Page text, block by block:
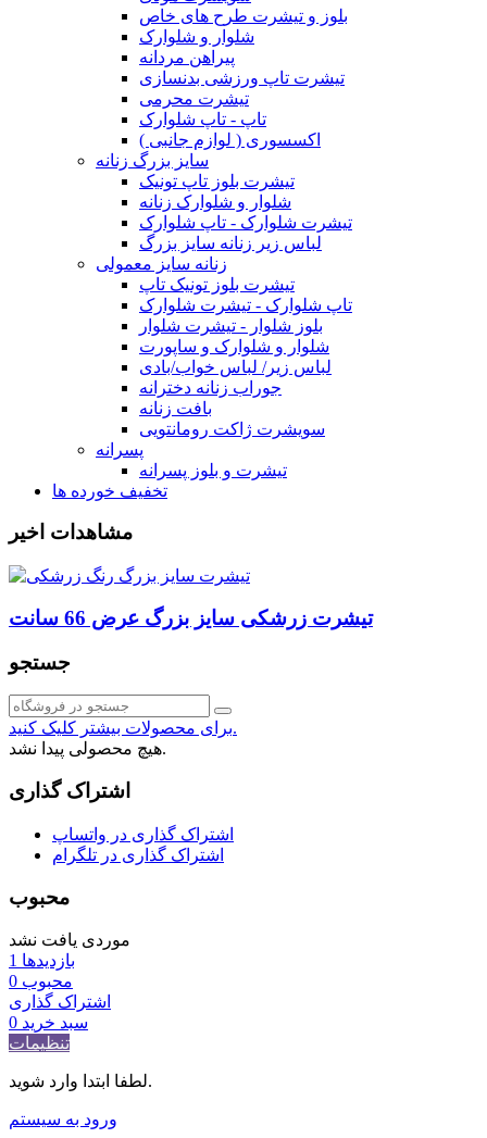
بلوز و تیشرت طرح های خاص
شلوار و شلوارک
پیراهن مردانه
تیشرت تاپ ورزشی بدنسازی
تیشرت محرمی
تاپ - تاپ شلوارک
اکسسوری ( لوازم جانبی )
سایز بزرگ زنانه
تیشرت بلوز تاپ تونیک
شلوار و شلوارک زنانه
تیشرت شلوارک - تاپ شلوارک
لباس زیر زنانه سایز بزرگ
زنانه سایز معمولی
تیشرت بلوز تونیک تاپ
تاپ شلوارک - تیشرت شلوارک
بلوز شلوار - تیشرت شلوار
شلوار و شلوارک و ساپورت
لباس زیر/ لباس خواب/بادی
جوراب زنانه دخترانه
بافت زنانه
سویشرت ژاکت رومانتویی
پسرانه
تیشرت و بلوز پسرانه
تخفیف خورده ها
مشاهدات اخیر
تیشرت زرشکی سایز بزرگ عرض 66 سانت
جستجو
برای محصولات بیشتر کلیک کنید.
هیچ محصولی پیدا نشد.
اشتراک گذاری
اشتراک گذاری در واتساپ
اشتراک گذاری در تلگرام
محبوب
موردی یافت نشد
بازدیدها 1
محبوب 0
اشتراک گذاری
سبد خرید 0
تنظیمات
لطفا ابتدا وارد شوید.
ورود به سیستم